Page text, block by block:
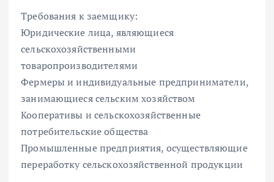
Требования к заемщику:
Юридические лица, являющиеся
сельскохозяйственными
товаропроизводителями
Фермеры и индивидуальные предприниматели,
занимающиеся сельским хозяйством
Кооперативы и сельскохозяйственные
потребительские общества
Промышленные предприятия, осуществляющие
переработку сельскохозяйственной продукции